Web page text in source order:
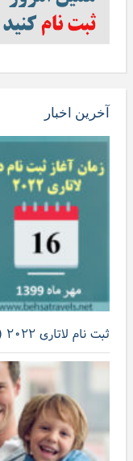
آخرین اخبار
ثبت نام لاتاری ۲۰۲۲ (سال ۱۳۹۹)